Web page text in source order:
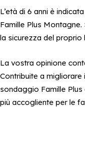
L’età di 6 anni è
Famille Plus
la sicurezza del proprio
La vostra opinione
Contribuite a
sondaggio Famille Plus
più accogliente per le